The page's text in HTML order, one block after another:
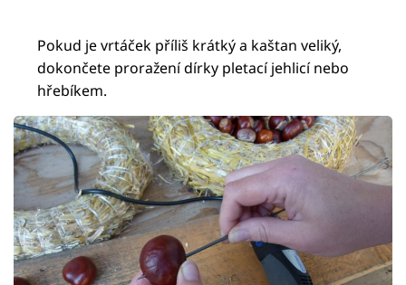
Pokud je vrtáček příliš krátký a kaštan veliký,
dokončete proražení dírky pletací jehlicí nebo
hřebíkem.